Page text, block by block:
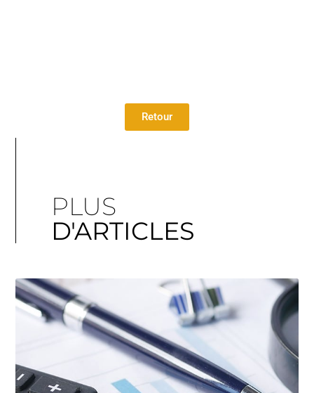
Retour
PLUS
D'ARTICLES